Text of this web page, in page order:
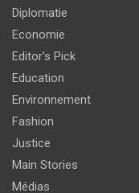
Diplomatie
Economie
Editor's Pick
Education
Environnement
Fashion
Justice
Main Stories
Médias